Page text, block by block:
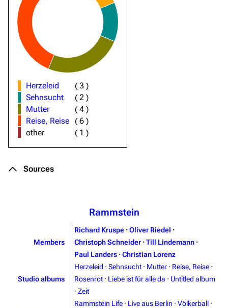
Herzeleid (3 )
Sehnsucht
(2 )
Mutter
(4 )
Reise, Reise
(6 )
other
( 1 )
Sources
Rammstein
Members
Richard Kruspe · Oliver Riedel ·
Christoph Schneider · Till Lindemann ·
Paul Landers · Christian Lorenz
Studio albums
Herzeleid · Sehnsucht · Mutter · Reise, Reise ·
Rosenrot · Liebe ist für alle da · Untitled album
· Zeit
Rammstein Life · Live aus Berlin · Völkerball ·